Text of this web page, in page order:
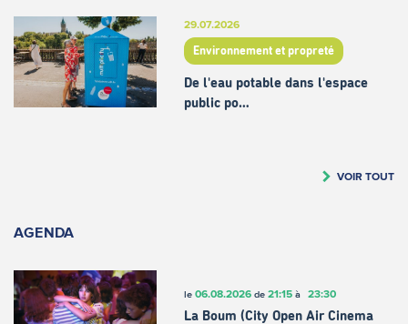
29.07.2026
Environnement et propreté
De l'eau potable dans l'espace
public po…
VOIR TOUT
AGENDA
le 06.08.2026de 21:15à 23:30
La Boum (City Open Air Cinema